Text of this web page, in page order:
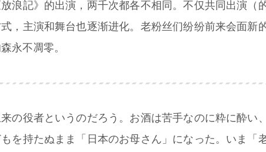
浪記》的出演，两千次都各不相同。不仅共同出演（
，主演和舞台也逐渐进化。老粉丝们纷纷前来会面新
永不凋零。
の役者というのだろう。お酒は苦手なのに粋に酔い
を持たぬまま「日本のお母さん」になった。いま「